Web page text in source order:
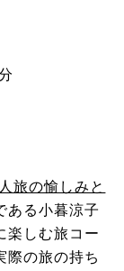
旅の愉しみと
ある小暮涼子
楽しむ旅コー
際の旅の持ち